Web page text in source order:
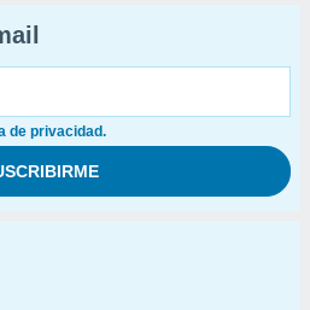
de privacidad.